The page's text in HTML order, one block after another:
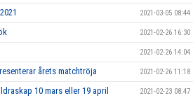
2021-03-05 08:44
2021-02-26 16:30
2021-02-26 14:04
årets matchtröja 2021-02-26 11:18
10 mars eller 19 april 2021-02-23 08:47